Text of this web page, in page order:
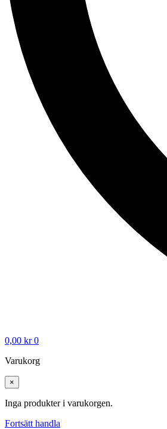
0,00 kr 0
Varukorg
×
Inga produkter i varukorgen.
Fortsätt handla